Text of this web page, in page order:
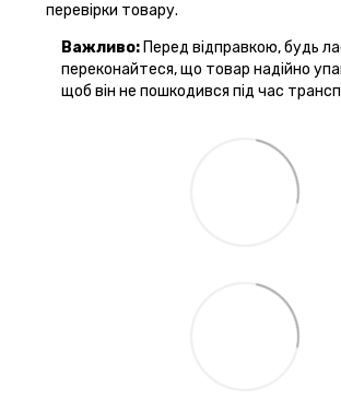
перевірки товару.
Важливо: Перед відправкою, будь
переконайтеся, що товар надійно
щоб він не пошкодився під час